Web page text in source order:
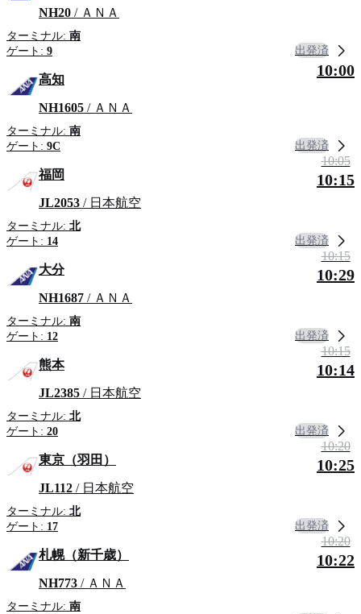
NH20 / ＡＮＡ
ターミナル: 南
ゲート: 9 出発済
高知
NH1605 / ＡＮＡ
ターミナル: 南
ゲート: 9C
10:00
出発済
福岡
JL2053 / 日本航空
ターミナル: 北
ゲート: 14
10:05
10:15
出発済
大分
NH1687 / ＡＮＡ
ターミナル: 南
ゲート: 12
10:15
10:29
出発済
熊本
JL2385 / 日本航空
ターミナル: 北
ゲート: 20
10:15
10:14
出発済
東京（羽田）
JL112 / 日本航空
ターミナル: 北
ゲート: 17
10:20
10:25
出発済
札幌（新千歳）
NH773 / ＡＮＡ
ターミナル: 南
10:20
10:22